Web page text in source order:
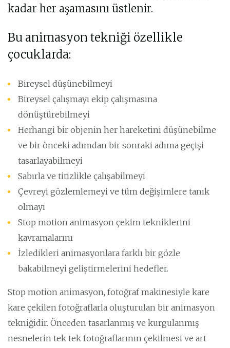
kadar her aşamasını üstlenir.
Bu animasyon tekniği özellikle
çocuklarda:
Bireysel düşünebilmeyi
Bireysel çalışmayı ekip çalışmasına
dönüştürebilmeyi
Herhangi bir objenin her hareketini düşünebilme
ve bir önceki adımdan bir sonraki adıma geçişi
tasarlayabilmeyi
Sabırla ve titizlikle çalışabilmeyi
Çevreyi gözlemlemeyi ve tüm değişimlere tanık
olmayı
Stop motion animasyon çekim tekniklerini
kavramalarını
İzledikleri animasyonlara farklı bir gözle
bakabilmeyi geliştirmelerini hedefler.
Stop motion animasyon, fotoğraf makinesiyle kare
kare çekilen fotoğraflarla oluşturulan bir animasyon
tekniğidir. Önceden tasarlanmış ve kurgulanmış
nesnelerin tek tek fotoğraflarının çekilmesi ve art